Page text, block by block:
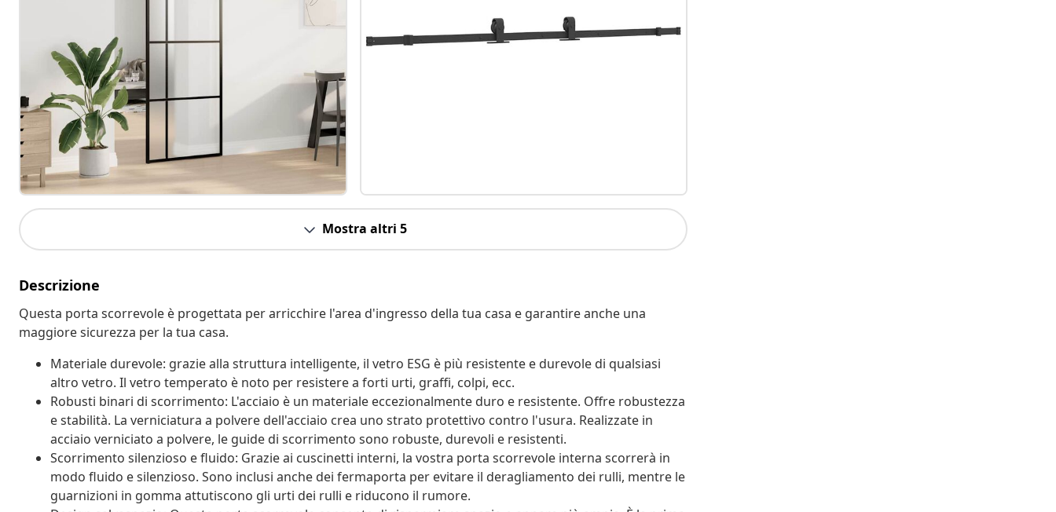
Mostra altri 5
Descrizione
Questa porta scorrevole è progettata per arricchire l'area d'ingresso della tua casa e garantire anche una
maggiore sicurezza per la tua casa.
Materiale durevole: grazie alla struttura intelligente, il vetro ESG è più resistente e durevole di qualsiasi
altro vetro. Il vetro temperato è noto per resistere a forti urti, graffi, colpi, ecc.
Robusti binari di scorrimento: L'acciaio è un materiale eccezionalmente duro e resistente. Offre robustezza
e stabilità. La verniciatura a polvere dell'acciaio crea uno strato protettivo contro l'usura. Realizzate in
acciaio verniciato a polvere, le guide di scorrimento sono robuste, durevoli e resistenti.
Scorrimento silenzioso e fluido: Grazie ai cuscinetti interni, la vostra porta scorrevole interna scorrerà in
modo fluido e silenzioso. Sono inclusi anche dei fermaporta per evitare il deragliamento dei rulli, mentre le
guarnizioni in gomma attutiscono gli urti dei rulli e riducono il rumore.